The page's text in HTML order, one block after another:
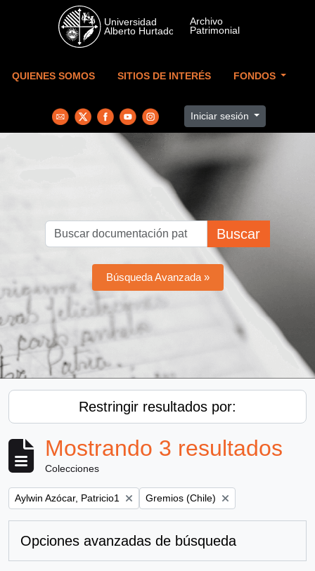
Skip to main content
QUIENES SOMOS SITIOS DE INTERÉS FONDOS
Iniciar sesión
Buscar
Búsqueda Avanzada »
Restringir resultados por:
Mostrando 3 resultados
Colecciones
Remove filter:
Aylwin Azócar, Patricio1 Remove filter:
Gremios (Chile)
Opciones avanzadas de búsqueda